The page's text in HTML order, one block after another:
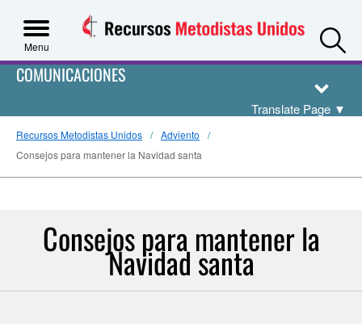
Menu
COMUNICACIONES
Translate Page ▼
Recursos Metodistas Unidos
Adviento
Consejos para mantener la Navidad santa
Consejos para mantener la
Navidad santa